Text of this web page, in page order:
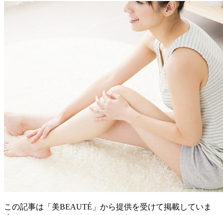
この記事は「美BEAUTÉ」から提供を受けて掲載していま